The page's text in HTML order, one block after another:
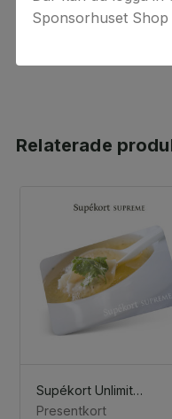
gäller för
Relaterade
Supékort Unlimited Supreme
Presentkort
Sponsorhuset Shop